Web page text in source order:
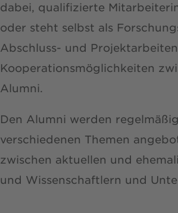
dabei, qualifizierte
oder steht selbst als
Abschluss- und
Kooperationsmöglichkeiten
Alumni.
Den Alumni werden
verschiedenen Themen
zwischen aktuellen und
und Wissenschaftlern und